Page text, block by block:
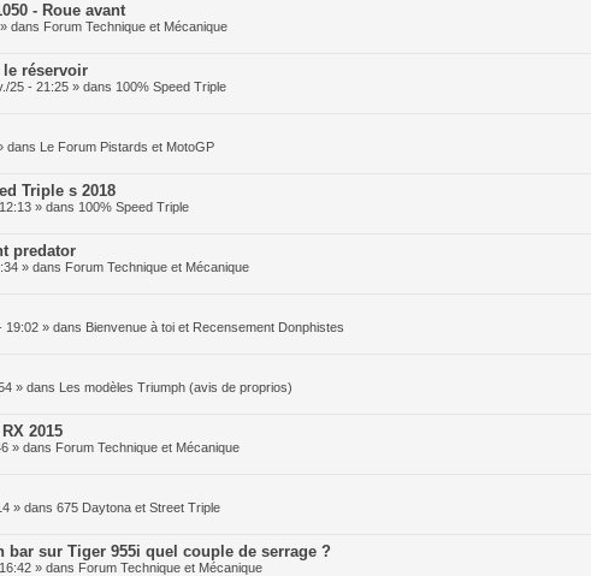
- Roue avant
dans Forum Technique et Mécanique
réservoir
25 - 21:25 » dans 100% Speed Triple
dans Le Forum Pistards et MotoGP
Triple s 2018
» dans 100% Speed Triple
predator
» dans Forum Technique et Mécanique
19:02 » dans Bienvenue à toi et Recensement Donphistes
» dans Les modèles Triumph (avis de proprios)
2015
» dans Forum Technique et Mécanique
» dans 675 Daytona et Street Triple
bar sur Tiger 955i quel couple de serrage ?
» dans Forum Technique et Mécanique